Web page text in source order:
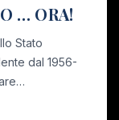
… ORA!
Stato
dal 1956-